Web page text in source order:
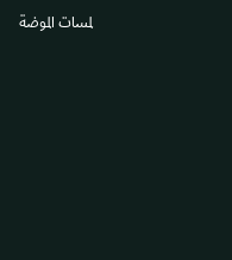
لمسات الموضة